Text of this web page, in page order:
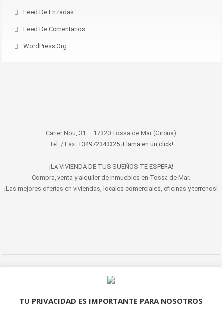
Feed De Entradas
Feed De Comentarios
WordPress.org
Carrer Nou, 31 – 17320 Tossa de Mar (Girona)
Tel. / Fax: +34972343325 ¡Llama en un click!
¡LA VIVIENDA DE TUS SUEÑOS TE ESPERA!
Compra, venta y alquiler de inmuebles en Tossa de Mar.
¡Las mejores ofertas en viviendas, locales comerciales, oficinas y terrenos!
TU PRIVACIDAD ES IMPORTANTE PARA NOSOTROS